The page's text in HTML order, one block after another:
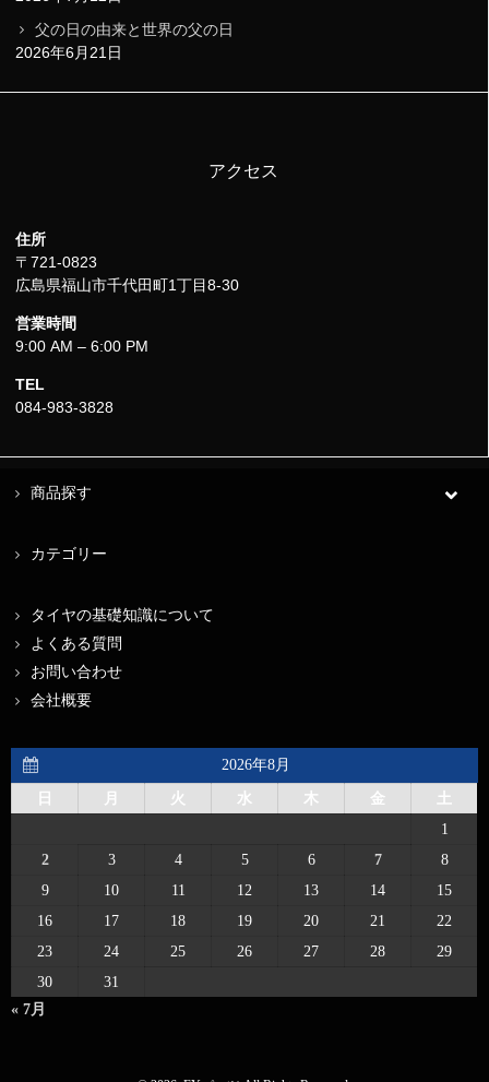
父の日の由来と世界の父の日
2026年6月21日
アクセス
住所
〒721-0823
広島県福山市千代田町1丁目8-30
営業時間
9:00 AM – 6:00 PM
TEL
084-983-3828
商品探す
カテゴリー
タイヤの基礎知識について
よくある質問
お問い合わせ
会社概要
2026年8月
日 月 火 水 木 金
土
1
2
3 4 5 6 7
8
9
10 11 12 13 14
15
16
17 18 19 20 21
22
23
24 25 26 27 28
29
30
31
« 7月